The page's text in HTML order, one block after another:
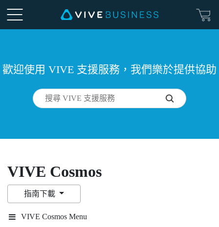
歡迎使用 VIVE 支援服務，我們樂於提供協助
VIVE Cosmos
指南下載
VIVE Cosmos Menu